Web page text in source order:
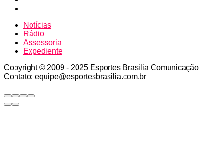
Notícias
Rádio
Assessoria
Expediente
Copyright © 2009 - 2025 Esportes Brasilia Comunicação
Contato: equipe@esportesbrasilia.com.br